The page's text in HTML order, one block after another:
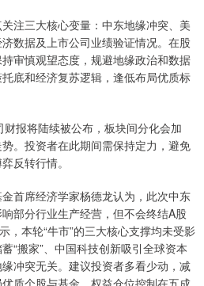
注三大核心变量：中东地缘冲突、美
数据及上市公司业绩验证情况。在股
审慎观望态度，规避地缘政治和数据
底和经济复苏逻辑，逢低布局优质标
报将陆续被公布，板块间分化会加
。投资者在此期间需保持定力，避免
反转行情。
首席经济学家杨德龙认为，此次中东
部分行业生产经营，但不会终结A股
，本轮“牛市”的三大核心支撑均未受影
搬家”、中国科技创新吸引全球资本
冲突无关。建议投资者多看少动，减
质个股与基金，权益仓位控制在五成